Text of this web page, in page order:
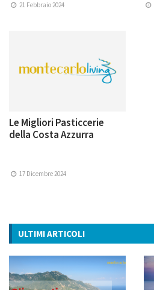
21 Febbraio 2024
Le Migliori Pasticcerie
della Costa Azzurra
17 Dicembre 2024
ULTIMI ARTICOLI